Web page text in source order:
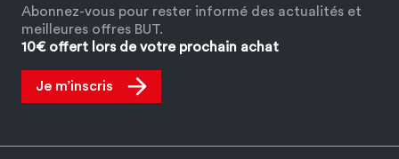
Abonnez-vous pour rester informé des actualités et
meilleures offres BUT.
10€ offert lors de votre prochain achat
Je m’inscris